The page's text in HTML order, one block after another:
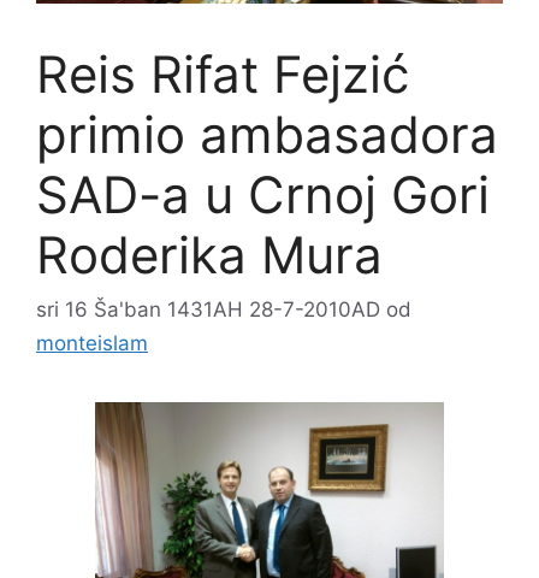
Reis Rifat Fejzić
primio ambasadora
SAD-a u Crnoj Gori
Roderika Mura
sri 16 Ša'ban 1431AH 28-7-2010AD od
monteislam